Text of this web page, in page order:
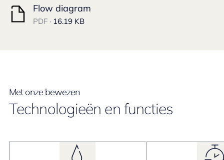
Flow diagram
PDF · 16.19 KB
Met onze bewezen
Technologieën en functies